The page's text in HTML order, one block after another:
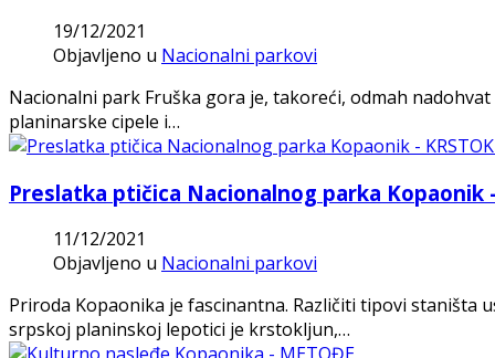
19/12/2021
Objavljeno u Nacionalni parkovi
Nacionalni park Fruška gora je, takoreći, odmah
planinarske cipele i…
Preslatka ptičica Nacionalnog parka Kopaonik -
11/12/2021
Objavljeno u Nacionalni parkovi
Priroda Kopaonika je fascinantna. Različiti tipovi
srpskoj planinskoj lepotici je krstokljun,…